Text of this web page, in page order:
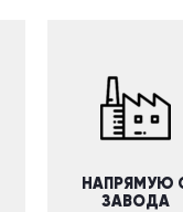
НАПРЯМУЮ
ЗАВОДА